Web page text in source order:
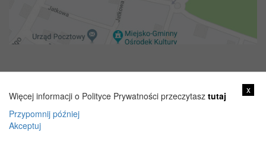
x
Więcej informacji o Polityce Prywatności przeczytasz tutaj
Przypomnij później
Akceptuj